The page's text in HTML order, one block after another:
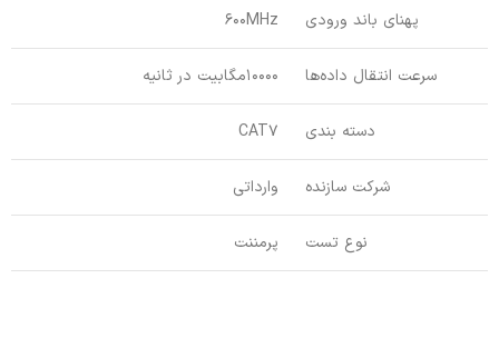
پهنای باند ورودی 600MHz
سرعت انتقال داده‌ها 10000مگابیت در ثانیه
دسته بندی CAT7
شرکت سازنده وارداتی
نوع تست پرمننت